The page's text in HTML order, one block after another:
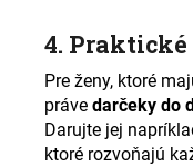
4.
Pre ženy, ktoré
práve darčeky do
Darujte jej
ktoré rozvoňajú